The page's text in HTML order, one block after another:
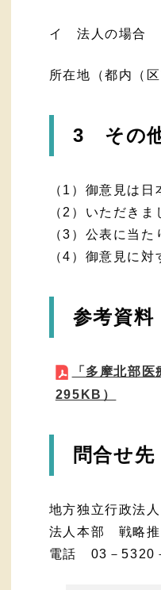
イ 法人の場合
所在地（都内（
3 その
（1）御意見は日
（2）いただき
（3）公表に当
（4）御意見に
参考資料
「多摩北部
295KB）
問合せ先
地方独立行政法
法人本部 戦略
電話 03－5320